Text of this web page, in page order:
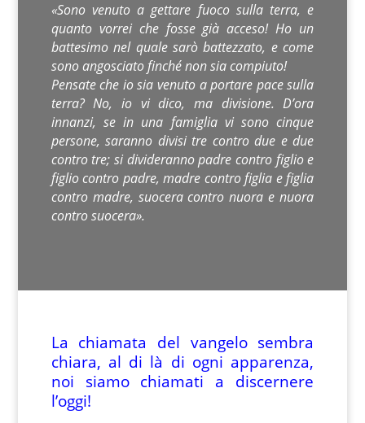
«Sono venuto a gettare fuoco sulla terra, e
quanto vorrei che fosse già acceso! Ho un
battesimo nel quale sarò battezzato, e come
sono angosciato finché non sia compiuto!
Pensate che io sia venuto a portare pace sulla
terra? No, io vi dico, ma divisione. D’ora
innanzi, se in una famiglia vi sono cinque
persone, saranno divisi tre contro due e due
contro tre; si divideranno padre contro figlio e
figlio contro padre, madre contro figlia e figlia
contro madre, suocera contro nuora e nuora
contro suocera».
La chiamata del vangelo sembra
chiara, al di là di ogni apparenza,
noi siamo chiamati a discernere
l’oggi!